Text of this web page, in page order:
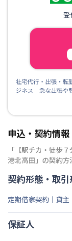
社宅代行・出張・転
ジネス 急な出張や
申込・契約情報
「 【駅チカ・徒歩
港北高田 」の契約方
契約形態・取
定期借家契約｜貸主
保証人